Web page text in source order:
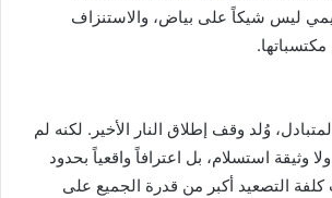
ليس شيكاً على بياض، والاستنزاف
وُلد وقف إطلاق النار الأخير. لكنه لم
وثيقة استسلام، بل اعترافاً واقعياً بحدود
التصعيد أكبر من قدرة الجميع على